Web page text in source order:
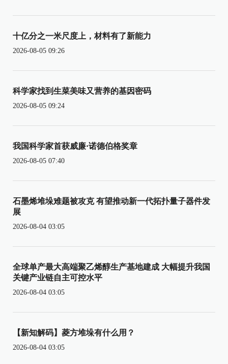
十亿分之一米尺度上，材料有了新能力
2026-08-05 09:26
科学家找到生菜美味又营养的基因密码
2026-08-05 09:24
我国科学家首获威廉·诺德伯格奖章
2026-08-05 07:40
石墨烯堆垛难题被攻克 有望推动新一代拓扑量子器件发
展
2026-08-04 03:05
全球单产最大高端聚乙烯醇生产基地建成 大幅提升我国
关键产业链自主可控水平
2026-08-04 03:05
【新知解码】菱方堆垛有什么用？
2026-08-04 03:05